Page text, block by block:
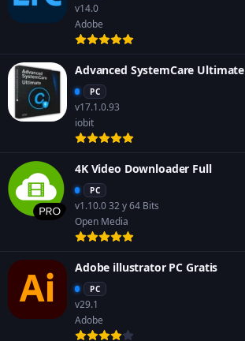
v14.0
Adobe
Advanced SystemCare Ultimate
PC
v17.1.0.93
iobit
4K Video Downloader Full
PC
v1.10.0 32 y 64 Bits
Open Media
Adobe illustrator PC Gratis
PC
v29.1
Adobe